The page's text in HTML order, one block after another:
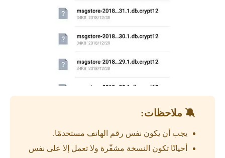
🔕 ملاحظات:
يجب أن يكون نفس رقم الهاتف مستخدمًا.
أحيانًا تكون النسخة مشفّرة ولا تعمل إلا على نفس